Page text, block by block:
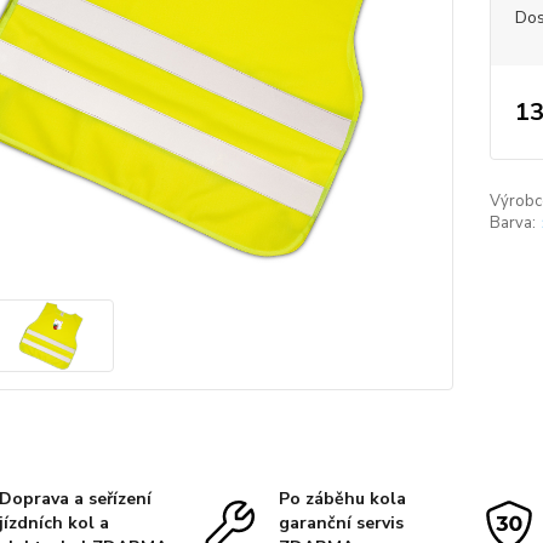
Barva:
a seřízení
kol a
Po záběhu kola
garanční servis